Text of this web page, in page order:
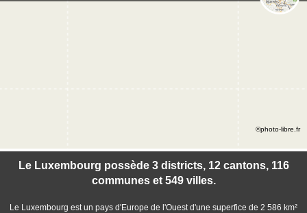
Le Luxembourg possède 3 districts, 12 cantons, 116
communes et 549 villes.
Le Luxembourg est un pays d'Europe de l'Ouest d'une superfice de 2 586 km²
©photo-libre.fr